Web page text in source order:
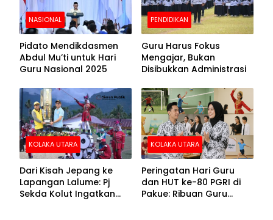
NASIONAL
Pidato Mendikdasmen
Abdul Mu’ti untuk Hari
Guru Nasional 2025
PENDIDIKAN
Guru Harus Fokus
Mengajar, Bukan
Disibukkan Administrasi
KOLAKA UTARA
Dari Kisah Jepang ke
Lapangan Lalume: Pj
Sekda Kolut Ingatkan
KOLAKA UTARA
Peringatan Hari Guru
dan HUT ke-80 PGRI di
Pakue: Ribuan Guru